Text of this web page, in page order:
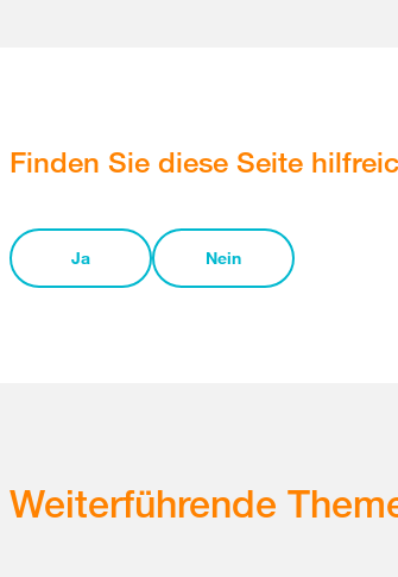
Finden Sie diese Seite
Ja Nein
Weiterführende